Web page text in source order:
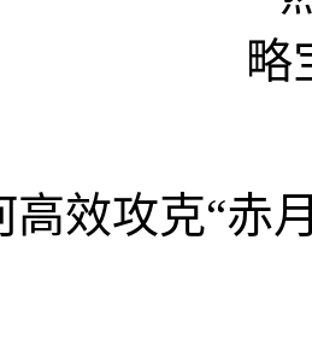
高效攻克“赤